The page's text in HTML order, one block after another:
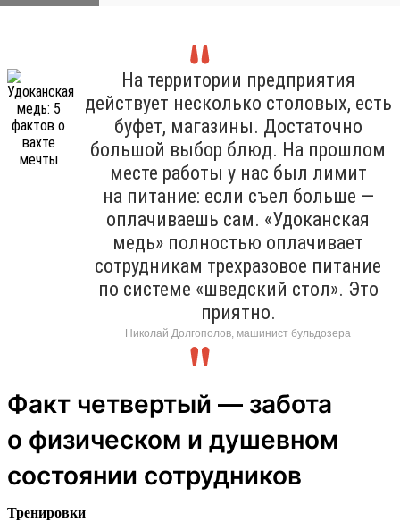
На территории предприятия
действует несколько столовых, есть
буфет, магазины. Достаточно
большой выбор блюд. На прошлом
месте работы у нас был лимит
на питание: если съел больше —
оплачиваешь сам. «Удоканская
медь» полностью оплачивает
сотрудникам трехразовое питание
по системе «шведский стол». Это
приятно.
Николай Долгополов, машинист бульдозера
Факт четвертый — забота
о физическом и душевном
состоянии сотрудников
Тренировки